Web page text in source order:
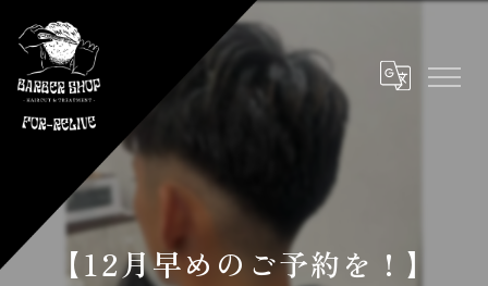
【12月早めのご予約を！】